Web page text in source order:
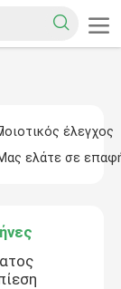
έλεγχος
ελάτε σε